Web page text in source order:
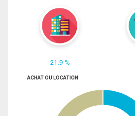
21.9 %
ACHAT OU LOCATION